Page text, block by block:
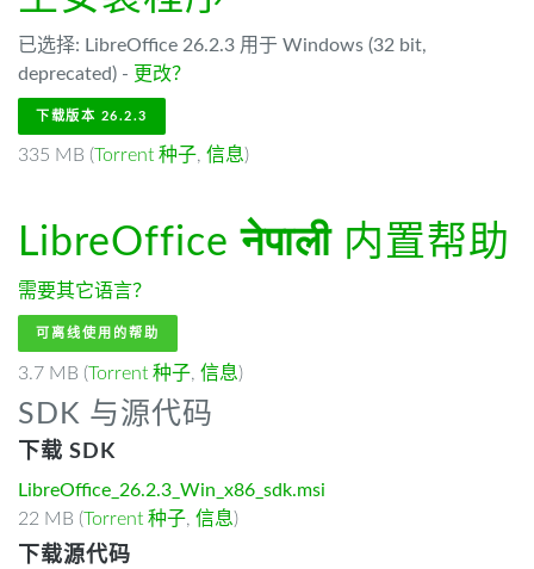
已选择: LibreOffice 26.2.3 用于 Windows (32 bit,
deprecated) - 更改？
下载版本 26.2.3
335 MB (Torrent 种子, 信息)
LibreOfficeनेपाली内置帮助
需要其它语言？
可离线使用的帮助
3.7 MB (Torrent 种子, 信息)
SDK 与源代码
下载 SDK
LibreOffice_26.2.3_Win_x86_sdk.msi
22 MB (Torrent 种子, 信息)
下载源代码